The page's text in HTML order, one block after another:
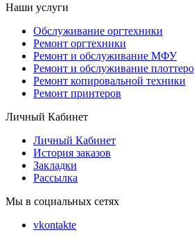
Наши услуги
Обслуживание оргтехники
Ремонт оргтехники
Ремонт и обслуживание МФУ
Ремонт и обслуживание
Ремонт копировальной техники
Ремонт принтеров
Личный Кабинет
Личный Кабинет
История заказов
Закладки
Рассылка
Мы в социальных сетях
vkontakte